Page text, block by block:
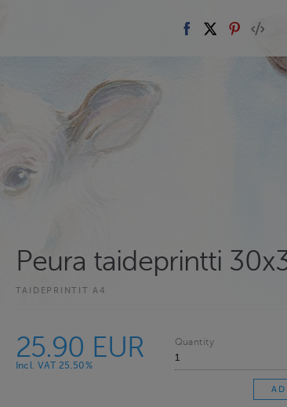
Peura taideprintti
TAIDEPRINTIT A4
25.90 EUR
Incl. VAT 25.50%
Quantity